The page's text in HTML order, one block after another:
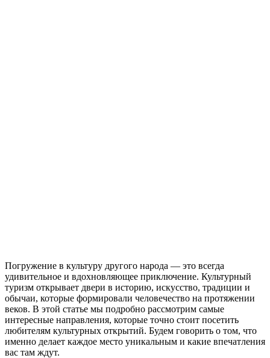
Погружение в культуру другого народа — это всегда
удивительное и вдохновляющее приключение. Культурный
туризм открывает двери в историю, искусство, традиции и
обычаи, которые формировали человечество на протяжении
веков. В этой статье мы подробно рассмотрим самые
интересные направления, которые точно стоит посетить
любителям культурных открытий. Будем говорить о том, что
именно делает каждое место уникальным и какие впечатления
вас там ждут.